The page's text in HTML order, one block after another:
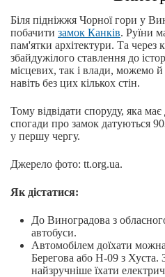
Біля підніжжя Чорної гори у
побачити замок Канків. Руїни
пам'ятки архітектури. Та через
збайдужілого ставлення до
місцевих, так і влади, можемо
навіть без цих кількох стін.
Тому відвідати споруду, яка
спогади про замок датуються
у першу чергу.
Джерело фото: tt.org.ua.
Як дістатися:
До Виноградова з
автобуси.
Автомобілем доїхати
Берегова або Н-09 з
найзручніше їхати